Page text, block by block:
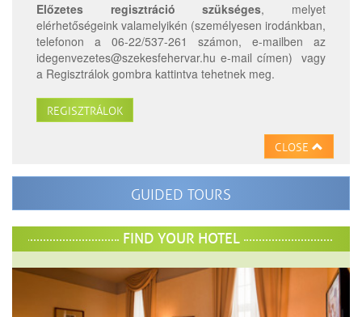
Előzetes regisztráció szükséges, melyet
elérhetőségeink valamelyikén (személyesen irodánkban,
telefonon a 06-22/537-261 számon, e-mailben az
idegenvezetes@szekesfehervar.hu e-mail címen) vagy
a Regisztrálok gombra kattintva tehetnek meg.
REGISZTRÁLOK
CLOSE
GUIDED TOURS
FIND YOUR HOTEL